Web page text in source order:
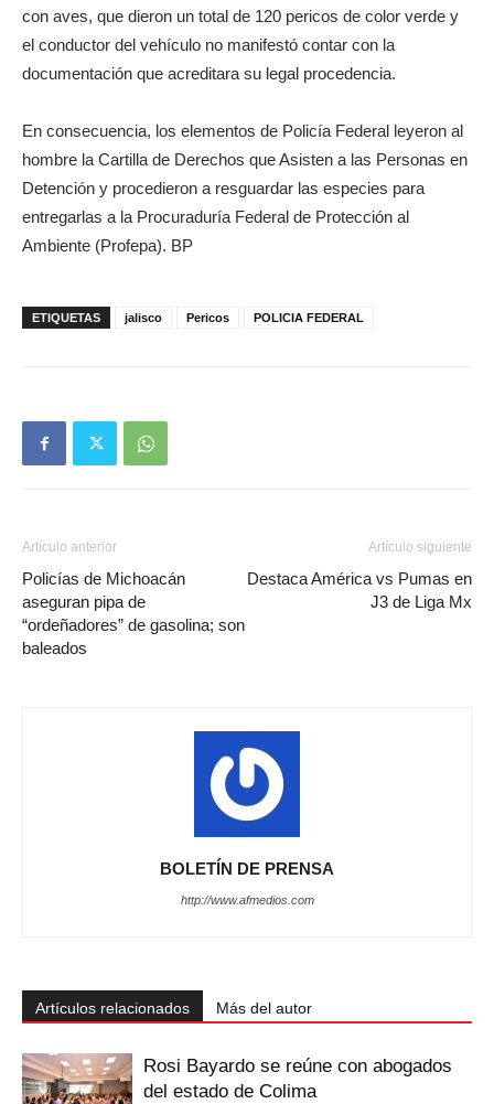
con aves, que dieron un total de 120 pericos de color verde y
el conductor del vehículo no manifestó contar con la
documentación que acreditara su legal procedencia.
En consecuencia, los elementos de Policía Federal leyeron al
hombre la Cartilla de Derechos que Asisten a las Personas en
Detención y procedieron a resguardar las especies para
entregarlas a la Procuraduría Federal de Protección al
Ambiente (Profepa). BP
ETIQUETAS jalisco Pericos POLICIA FEDERAL
Artículo anterior
Policías de Michoacán
aseguran pipa de
“ordeñadores” de gasolina; son
baleados
Artículo siguiente
Destaca América vs Pumas en
J3 de Liga Mx
BOLETÍN DE PRENSA
http://www.afmedios.com
Artículos relacionados Más del autor
Rosi Bayardo se reúne con abogados
del estado de Colima